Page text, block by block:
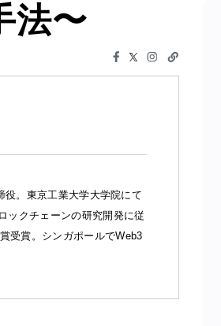
法〜
。東京工業大学大学院にて
ックチェーンの研究開発に従
受賞。シンガポールでWeb3